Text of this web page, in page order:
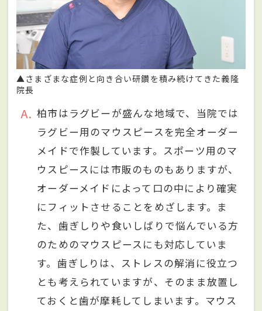
▲さまざまな症例と向き合い研鑽を積み続けてきた義隆
院長
A
柏市はラグビーが盛んな地域で、当院では
ラグビー用のマウスピースを完全オーダー
メイドで作製しています。スポーツ用のマ
ウスピースには市販のものもありますが、
オーダーメイドによって口の中により確実
にフィットさせることをめざします。ま
た、歯ぎしりや食いしばりで悩んでいる方
のためのマウスピースにも対応していま
す。歯ぎしりは、ストレスの解消に役立つ
とも考えられていますが、そのまま放置し
ておくと歯が摩耗してしまいます。マウス